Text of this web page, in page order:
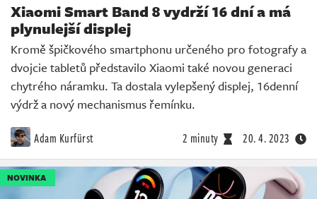
Xiaomi Smart Band 8 vydrží 16 dní a má
plynulejší displej
Kromě špičkového smartphonu určeného pro fotografy a
dvojcie tabletů představilo Xiaomi také novou generaci
chytrého náramku. Ta dostala vylepšený displej, 16denní
výdrž a nový mechanismus řemínku.
Adam Kurfürst 2 minuty 20. 4. 2023
NOVINKA